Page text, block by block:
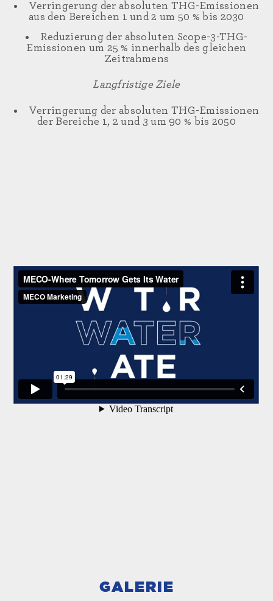
Verringerung der absoluten THG-Emissionen
aus den Bereichen 1 und 2 um 50 % bis 2030
Reduzierung der absoluten Scope-3-THG-
Emissionen um 25 % innerhalb des gleichen
Zeitrahmens
Langfristige Ziele
Verringerung der absoluten THG-Emissionen
der Bereiche 1, 2 und 3 um 90 % bis 2050
GALERIE